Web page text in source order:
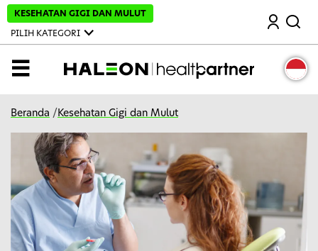
k
KESEHATAN GIGI DAN MULUT
PILIH KATEGORI
Mencari
MENU
Beranda / Kesehatan Gigi dan Mulut